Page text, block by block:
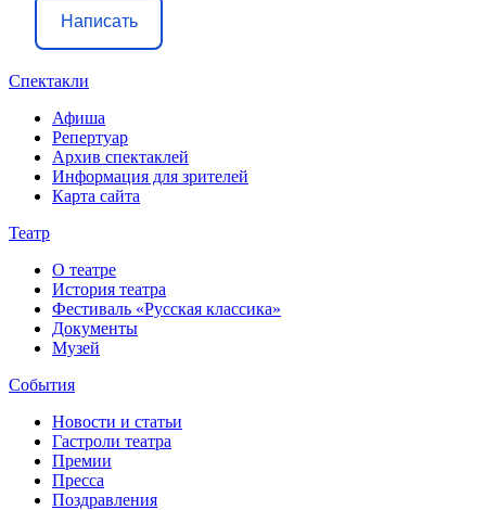
Написать
Спектакли
Афиша
Репертуар
Архив спектаклей
Информация для зрителей
Карта сайта
Театр
О театре
История театра
Фестиваль «Русская классика»
Документы
Музей
События
Новости и статьи
Гастроли театра
Премии
Пресса
Поздравления